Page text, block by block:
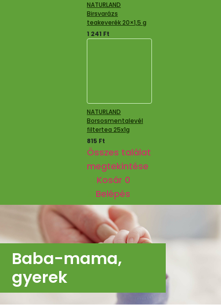
NATURLAND
Birsvarázs
teakeverék 20×1,5 g
1 241 Ft
NATURLAND
Borsosmentalevél
filtertea 25x1g
815 Ft
Összes találat
megtekintése
Kosár 0
Belépés
Baba-mama,
gyerek